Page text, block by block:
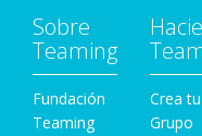
Sobre
Teaming
Fundación
Teaming
Crea tu
Grupo